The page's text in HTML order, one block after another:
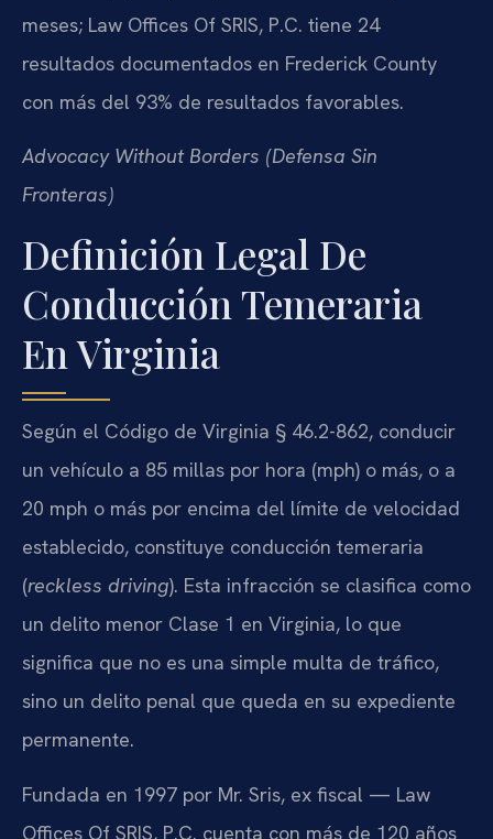
meses; Law Offices Of SRIS, P.C. tiene 24
resultados documentados en Frederick County
con más del 93% de resultados favorables.
Advocacy Without Borders (Defensa Sin
Fronteras)
Definición Legal De
Conducción Temeraria
En Virginia
Según el Código de Virginia § 46.2-862, conducir
un vehículo a 85 millas por hora (mph) o más, o a
20 mph o más por encima del límite de velocidad
establecido, constituye conducción temeraria
(reckless driving). Esta infracción se clasifica como
un delito menor Clase 1 en Virginia, lo que
significa que no es una simple multa de tráfico,
sino un delito penal que queda en su expediente
permanente.
Fundada en 1997 por Mr. Sris, ex fiscal — Law
Offices Of SRIS, P.C. cuenta con más de 120 años